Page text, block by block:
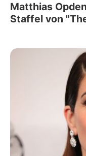
Matthias
Staffel von